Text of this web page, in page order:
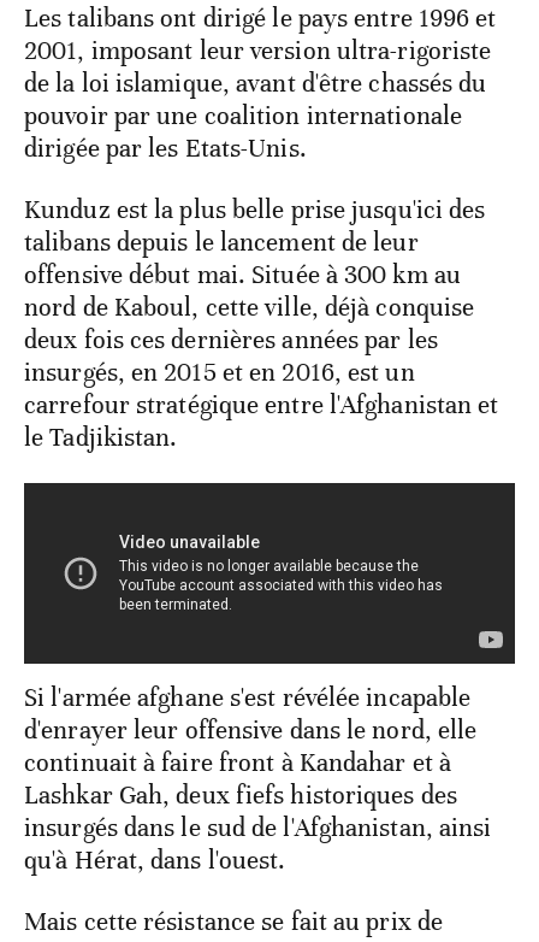
Les talibans ont dirigé le pays entre 1996 et
2001, imposant leur version ultra-rigoriste
de la loi islamique, avant d'être chassés du
pouvoir par une coalition internationale
dirigée par les Etats-Unis.
Kunduz est la plus belle prise jusqu'ici des
talibans depuis le lancement de leur
offensive début mai. Située à 300 km au
nord de Kaboul, cette ville, déjà conquise
deux fois ces dernières années par les
insurgés, en 2015 et en 2016, est un
carrefour stratégique entre l'Afghanistan et
le Tadjikistan.
Si l'armée afghane s'est révélée incapable
d'enrayer leur offensive dans le nord, elle
continuait à faire front à Kandahar et à
Lashkar Gah, deux fiefs historiques des
insurgés dans le sud de l'Afghanistan, ainsi
qu'à Hérat, dans l'ouest.
Mais cette résistance se fait au prix de